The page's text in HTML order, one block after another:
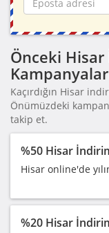
Önceki
Kaçırdığın Hisar
Önümüzdeki
takip et.
%50 Hisar
Hisar online'de
%20 Hisar